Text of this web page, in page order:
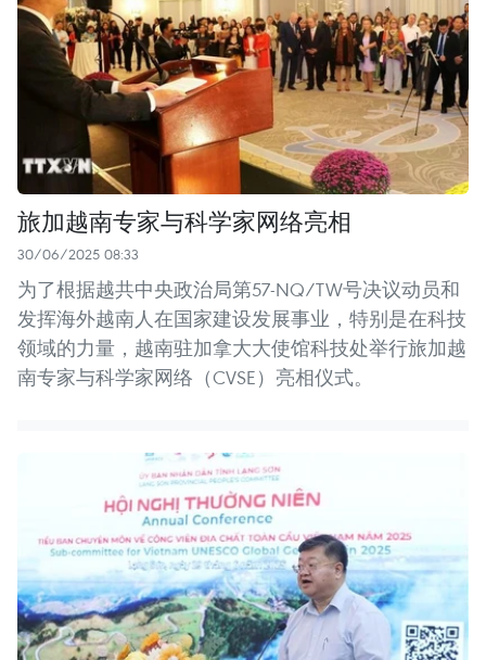
旅加越南专家与科学家网络亮相
30/06/2025 08:33
为了根据越共中央政治局第57-NQ/TW号决议动员和
发挥海外越南人在国家建设发展事业，特别是在科技
领域的力量，越南驻加拿大大使馆科技处举行旅加越
南专家与科学家网络（CVSE）亮相仪式。